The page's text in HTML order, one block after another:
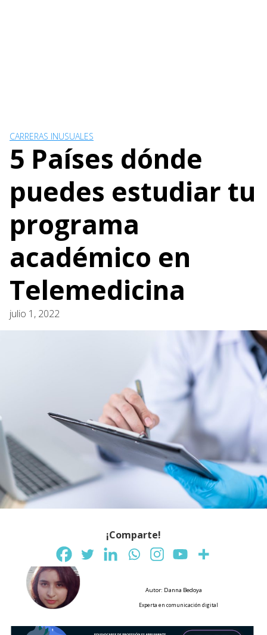
CARRERAS INUSUALES
5 Países dónde
puedes estudiar tu
programa
académico en
Telemedicina
julio 1, 2022
¡Comparte!
Autor: Danna Bedoya
Experta en comunicación digital